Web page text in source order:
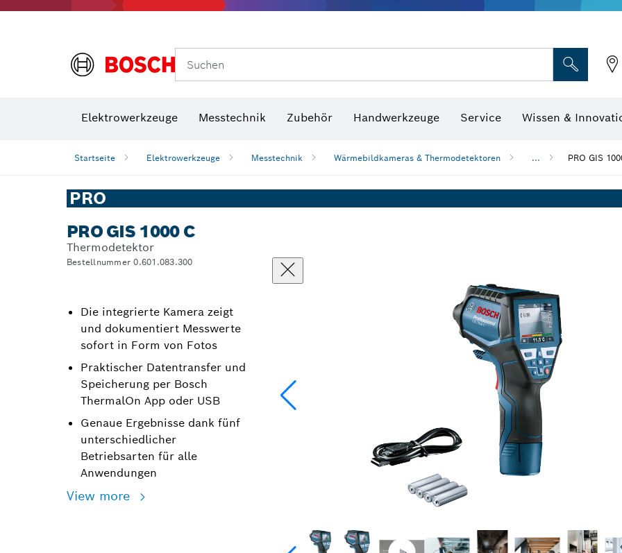
Suchen
Elektrowerkzeuge Messtechnik Zubehör Handwerkzeuge Service Wissen &
Startseite Elektrowerkzeuge Messtechnik Wärmebildkameras & Thermodetektoren ... PRO GIS
PRO
PRO GIS 1000 C
Thermodetektor
Bestellnummer 0.601.083.300
Die integrierte Kamera zeigt
und dokumentiert Messwerte
sofort in Form von Fotos
Praktischer Datentransfer und
Speicherung per Bosch
ThermalOn App oder USB
Genaue Ergebnisse dank fünf
unterschiedlicher
Betriebsarten für alle
Anwendungen
View more